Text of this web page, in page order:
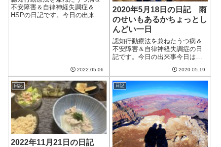
不安障害＆自律神経失調症＆
HSPの日記です。今日の出来事
2022.05.06
2020年5月18日の日記 雨
のせいもあるかちょっとし
んどい一日
認知行動療法を兼ねたうつ病＆
不安障害＆自律神経失調症の日
記です。今日の出来事今日は朝
張が強くて疲れた影響もあるせ
いか、体調もいまいち。雨は日
中は降ったりやんだりで、夜か
ら本降りになる。最近は天気に
体調が左右される...
2020.05.19
日記
2022年11月21日の日記
日記